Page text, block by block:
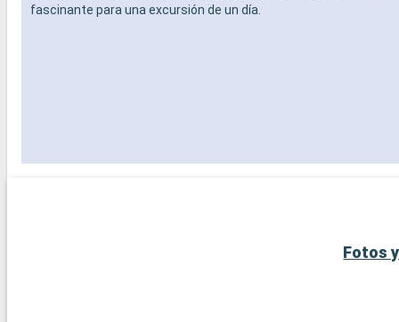
fascinante para una excursión de un día.
Fotos